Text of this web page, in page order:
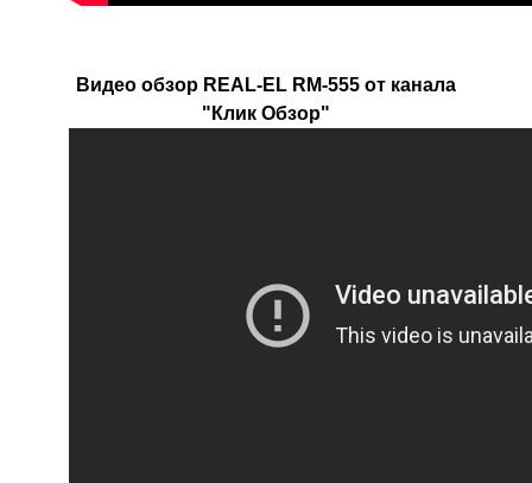
Видео обзор REAL-EL RM-555 от канала
"Клик Обзор"